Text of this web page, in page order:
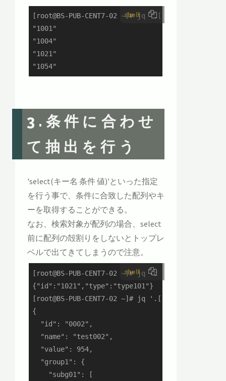
shell
[root@BS-PUB-CENT7-02 ~]# jq
"1001"
"1004"
"1021"
"1054"
3.条件に合わせ
て抽出を行う
'select(キー名 条件 値)'といった指定
を行う事で、条件に合致した配列やキ
ーを取得することができる。
なお、検索対象が配列の場合、select
前に配列の殻割りをしないとトップレ
ベルで出てきてしまうので注意。
shell
[root@BS-PUB-CENT7-02 ~]# jq -c
{"id":"1021","type":"type101"}
[root@BS-PUB-CENT7-02 ~]# jq '.[] |
{
  "id": "0002",
  "name": "test002",
  "value": 954,
  "group1": {
    "subg01": [